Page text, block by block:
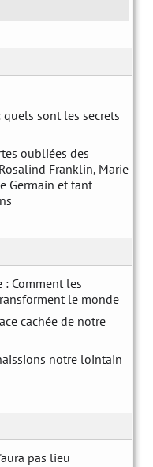
sont les secrets
oubliées des
Franklin, Marie
Germain et tant
: Comment les
le monde
cachée de notre
notre lointain
pas lieu